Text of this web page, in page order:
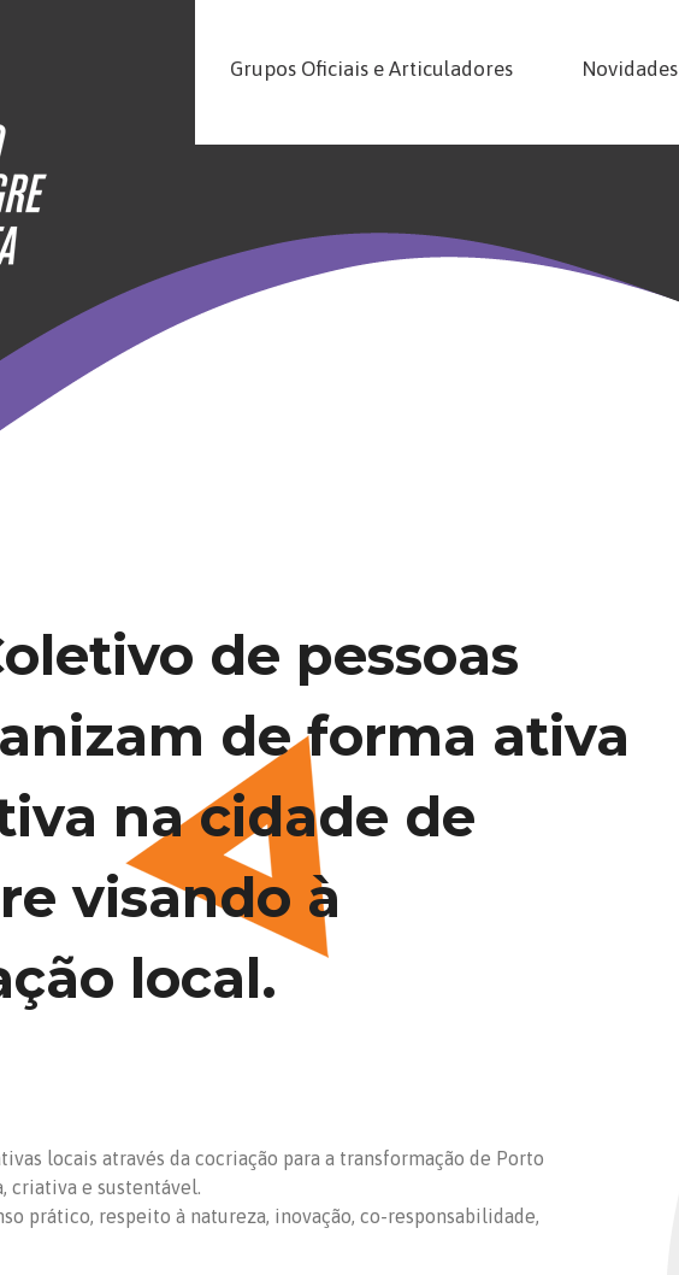
Grupos Oficiais e Articuladores Novidades
de pessoas
de forma ativa
na cidade de
visando à
local.
locais através da cocriação para a transformação de Porto
criativa e sustentável.
prático, respeito à natureza, inovação, co-responsabilidade,